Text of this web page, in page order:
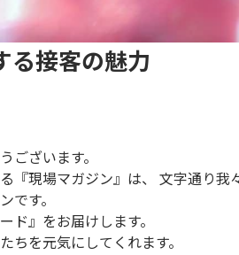
る接客の魅力
ございます。
『現場マガジン』は、 文字通り我
です。
ド』をお届けします。
ちを元気にしてくれます。